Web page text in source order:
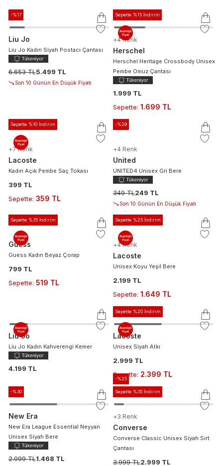
-%17
Liu Jo
Liu Jo Kadın Siyah Postacı Çantası
6.653 TL5.499 TL
Son 10 Günün En Düşük Fiyatı
Sepette %15 İndirim
+4 Renk
Herschel
Herschel Heritage Crossbody Unisex
Pembe Omuz Çantası
1.999 TL
Sepette: 1.699 TL
Sepette %10 İndirim
+7 Renk
Lacoste
Kadın Açık Pembe Saç Tokası
399 TL
Sepette: 359 TL
-%29
+4 Renk
United
UNITED4 Unisex Gri Bere
349 TL249 TL
Son 10 Günün En Düşük Fiyatı
Sepette %35 İndirim
Guess
Guess Kadın Beyaz Çorap
799 TL
Sepette: 519 TL
Sepette %25 İndirim
+4 Renk
Lacoste
Unisex Koyu Yeşil Bere
2.199 TL
Sepette: 1.649 TL
Liu Jo
Liu Jo Kadın Kahverengi Kemer
4.199 TL
Sepette %20 İndirim
Lacoste
Unisex Siyah Atkı
2.999 TL
Sepette: 2.399 TL
-%30
New Era
New Era League Essential Neyyan
Unisex Siyah Bere
2.099 TL1.468 TL
-%25
Sepette %35 İndirim
+3 Renk
Converse
Converse Classic Unisex Siyah Sırt
Çantası
3.999 TL2.999 TL